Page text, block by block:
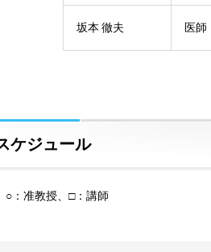
坂本 徹夫 医師
ケジュール
：准教授、□：講師